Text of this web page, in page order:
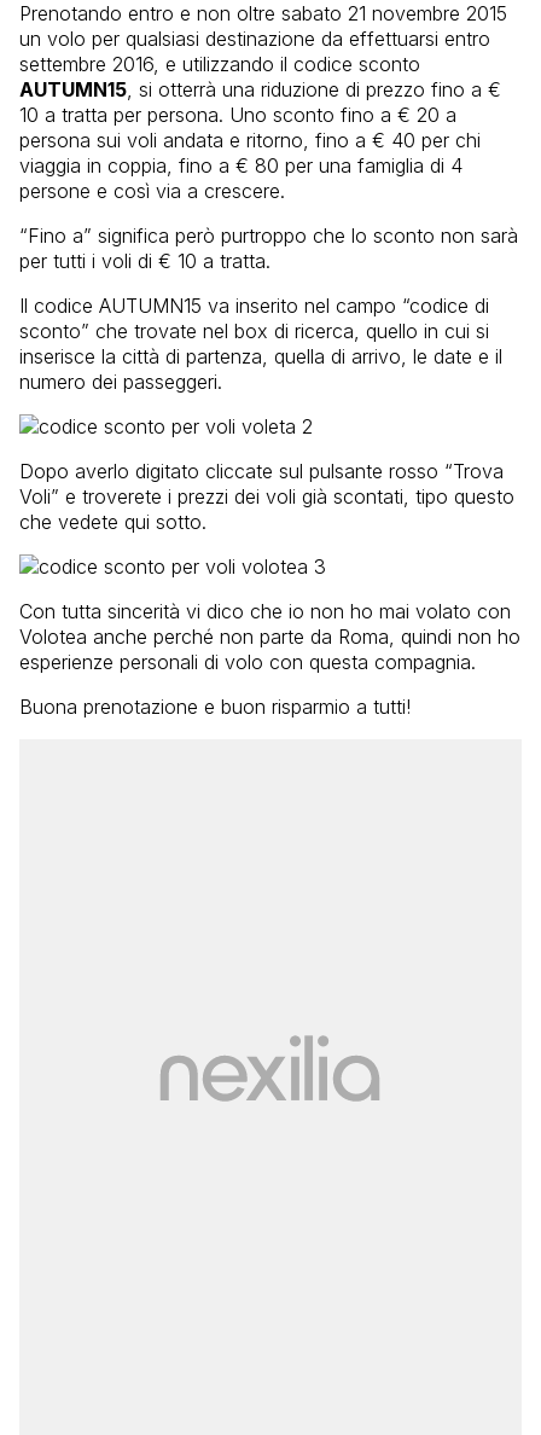
Prenotando entro e non oltre sabato 21 novembre 2015
un volo per qualsiasi destinazione da effettuarsi entro
settembre 2016, e utilizzando il codice sconto
AUTUMN15, si otterrà una riduzione di prezzo fino a €
10 a tratta per persona. Uno sconto fino a € 20 a
persona sui voli andata e ritorno, fino a € 40 per chi
viaggia in coppia, fino a € 80 per una famiglia di 4
persone e così via a crescere.
“Fino a” significa però purtroppo che lo sconto non sarà
per tutti i voli di € 10 a tratta.
Il codice AUTUMN15 va inserito nel campo “codice di
sconto” che trovate nel box di ricerca, quello in cui si
inserisce la città di partenza, quella di arrivo, le date e il
numero dei passeggeri.
Dopo averlo digitato cliccate sul pulsante rosso “Trova
Voli” e troverete i prezzi dei voli già scontati, tipo questo
che vedete qui sotto.
Con tutta sincerità vi dico che io non ho mai volato con
Volotea anche perché non parte da Roma, quindi non ho
esperienze personali di volo con questa compagnia.
Buona prenotazione e buon risparmio a tutti!